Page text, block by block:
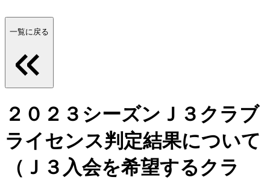
一覧に戻る
２０２３シーズンＪ３クラブ
ライセンス判定結果について
（Ｊ３入会を希望するクラ